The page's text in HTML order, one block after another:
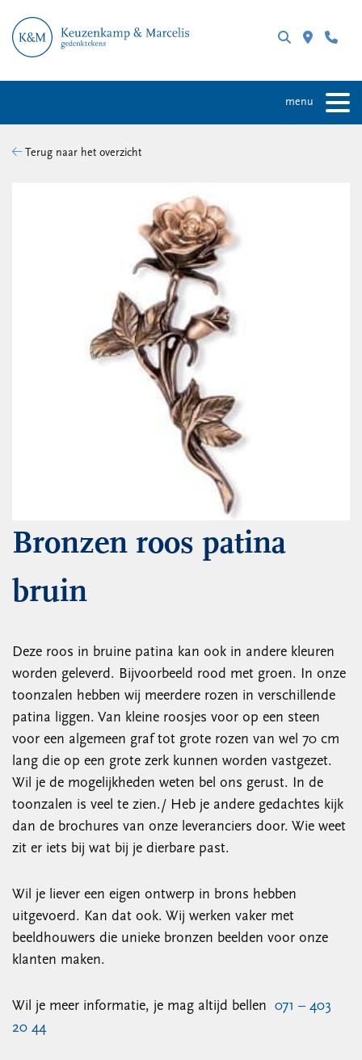
menu
Terug naar het overzicht
Bronzen roos patina
bruin
Deze roos in bruine patina kan ook in andere kleuren
worden geleverd. Bijvoorbeeld rood met groen. In onze
toonzalen hebben wij meerdere rozen in verschillende
patina liggen. Van kleine roosjes voor op een steen
voor een algemeen graf tot grote rozen van wel 70 cm
lang die op een grote zerk kunnen worden vastgezet.
Wil je de mogelijkheden weten bel ons gerust. In de
toonzalen is veel te zien./ Heb je andere gedachtes kijk
dan de brochures van onze leveranciers door. Wie weet
zit er iets bij wat bij je dierbare past.
Wil je liever een eigen ontwerp in brons hebben
uitgevoerd. Kan dat ook. Wij werken vaker met
beeldhouwers die unieke bronzen beelden voor onze
klanten maken.
Wil je meer informatie, je mag altijd bellen 071 – 403
20 44